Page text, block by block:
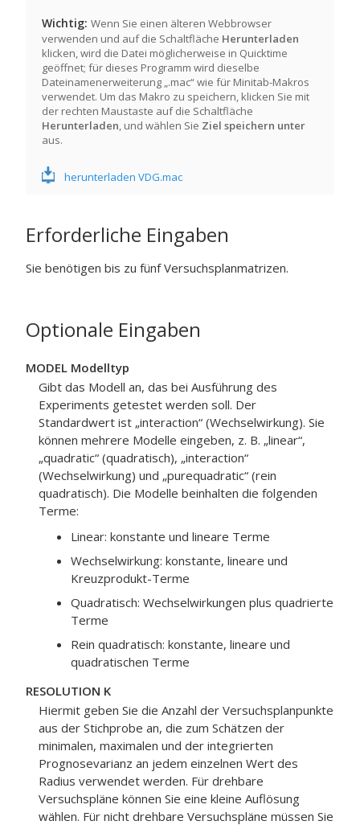
Wichtig Wenn Sie einen älteren Webbrowser
verwenden und auf die Schaltfläche Herunterladen
klicken, wird die Datei möglicherweise in Quicktime
geöffnet; für dieses Programm wird dieselbe
Dateinamenerweiterung „.mac“ wie für Minitab-Makros
verwendet. Um das Makro zu speichern, klicken Sie mit
der rechten Maustaste auf die Schaltfläche
Herunterladen, und wählen Sie Ziel speichern unter
aus.
herunterladen VDG.mac
Erforderliche Eingaben
Sie benötigen bis zu fünf Versuchsplanmatrizen.
Optionale Eingaben
MODEL Modelltyp
Gibt das Modell an, das bei Ausführung des
Experiments getestet werden soll. Der
Standardwert ist „interaction“ (Wechselwirkung). Sie
können mehrere Modelle eingeben, z. B. „linear“,
„quadratic“ (quadratisch), „interaction“
(Wechselwirkung) und „purequadratic“ (rein
quadratisch). Die Modelle beinhalten die folgenden
Terme:
Linear: konstante und lineare Terme
Wechselwirkung: konstante, lineare und
Kreuzprodukt-Terme
Quadratisch: Wechselwirkungen plus quadrierte
Terme
Rein quadratisch: konstante, lineare und
quadratischen Terme
RESOLUTION K
Hiermit geben Sie die Anzahl der Versuchsplanpunkte
aus der Stichprobe an, die zum Schätzen der
minimalen, maximalen und der integrierten
Prognosevarianz an jedem einzelnen Wert des
Radius verwendet werden. Für drehbare
Versuchspläne können Sie eine kleine Auflösung
wählen. Für nicht drehbare Versuchspläne müssen Sie